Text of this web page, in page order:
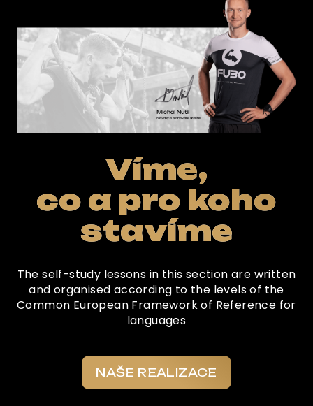
Víme,
co a pro koho
stavíme
The self-study lessons in this section are written
and organised according to the levels of the
Common European Framework of Reference for
languages
NAŠE REALIZACE